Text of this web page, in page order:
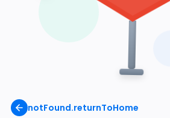
notFound.returnToHome